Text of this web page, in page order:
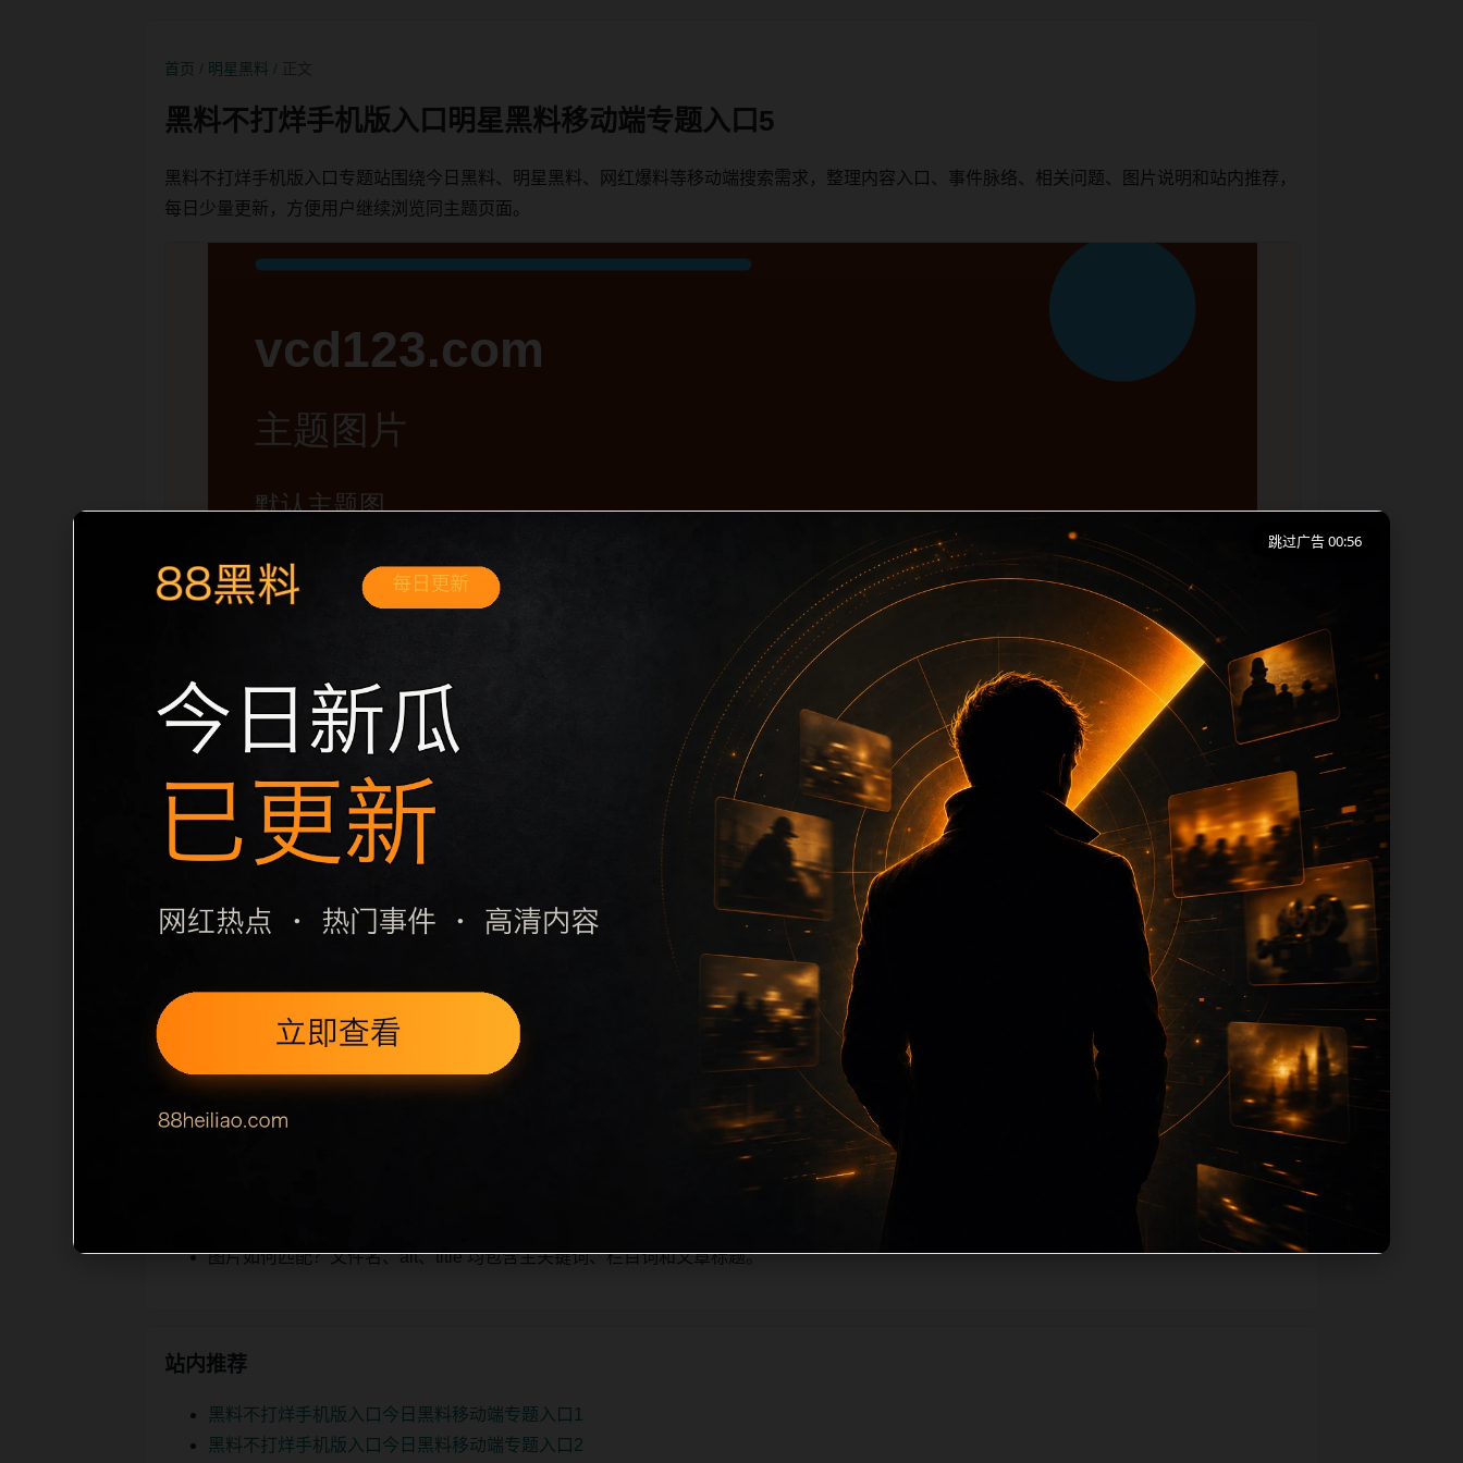
首页 明星黑料
黑料不打烊手机版入口明星黑料移动端专题入口5
黑料不打烊手机版入口专题站围绕今日黑料、明星黑料、网红爆料等移动端搜索需求，整理内容入口、事件脉络、相关问题、图片说明和站内推荐，
每日少量更新，方便用户继续浏览同主题页面。
移动端搜索场景
黑料不打烊手机版入口明星黑料移动端专题入口5围绕黑料不打烊手机版入口与明星黑料展开，页面按照移动端浏览习惯整理标题、描述、图片和站
内推荐。用户进入页面后，可以先通过摘要了解主题，再通过栏目入口查看同类内容，最后通过上一篇、下一篇和热门推荐继续浏览。本页强调内容
归集和主题一致性，避免无关关键词堆砌，也避免多个站点同步发布完全相同的标题。图片说明、文件名、alt 和 title 均围绕主关键词、栏目词和文
章标题生成，便于搜索引擎理解页面主题。后续采集时将继续执行远程图片本地化、坏图默认图兜底、标题重复过滤和 descr
栏目内容归集
iption 长度检查。栏目内容按每日少量新增的方式持续扩展，每篇保留相关问题、站内推荐和清晰的层级路径，减少用户反复返回搜索页。第15篇作
为本栏目的初始建设内容，主要用于补齐栏目深度、稳定内链结构，并为后续专题聚合提供可点击入口。如果后续发现页面缺图、标题过短、描述为
空或正文不足，将进入每日 SEO 检查清单自动修正。
明星黑料后续如何更新？按每日少量、主题相关、图片本地化的方式持续补充。
图片如何匹配？文件名、alt、title 均包含主关键词、栏目词和文章标题。
站内推荐
黑料不打烊手机版入口今日黑料移动端专题入口1
黑料不打烊手机版入口今日黑料移动端专题入口2
跳过广告 00:56